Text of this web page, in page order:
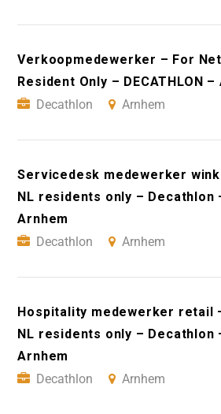
Verkoopmedewerker – For
Resident Only – DECATHLON –
Decathlon
Arnhem
Servicedesk medewerker
NL residents only – Decathlon
Arnhem
Decathlon
Arnhem
Hospitality medewerker retail
NL residents only – Decathlon
Arnhem
Decathlon
Arnhem